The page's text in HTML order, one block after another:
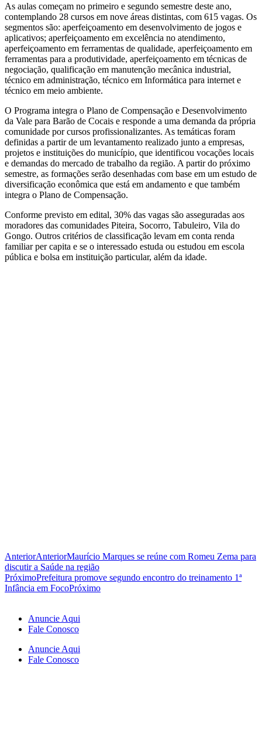
As aulas começam no primeiro e segundo semestre deste ano,
contemplando 28 cursos em nove áreas distintas, com 615 vagas. Os
segmentos são: aperfeiçoamento em desenvolvimento de jogos e
aplicativos; aperfeiçoamento em excelência no atendimento,
aperfeiçoamento em ferramentas de qualidade, aperfeiçoamento em
ferramentas para a produtividade, aperfeiçoamento em técnicas de
negociação, qualificação em manutenção mecânica industrial,
técnico em administração, técnico em Informática para internet e
técnico em meio ambiente.
O Programa integra o Plano de Compensação e Desenvolvimento
da Vale para Barão de Cocais e responde a uma demanda da própria
comunidade por cursos profissionalizantes. As temáticas foram
definidas a partir de um levantamento realizado junto a empresas,
projetos e instituições do município, que identificou vocações locais
e demandas do mercado de trabalho da região. A partir do próximo
semestre, as formações serão desenhadas com base em um estudo de
diversificação econômica que está em andamento e que também
integra o Plano de Compensação.
Conforme previsto em edital, 30% das vagas são asseguradas aos
moradores das comunidades Piteira, Socorro, Tabuleiro, Vila do
Gongo. Outros critérios de classificação levam em conta renda
familiar per capita e se o interessado estuda ou estudou em escola
pública e bolsa em instituição particular, além da idade.
AnteriorAnteriorMaurício Marques se reúne com Romeu Zema para
discutir a Saúde na região
PróximoPrefeitura promove segundo encontro do treinamento 1ª
Infância em FocoPróximo
Anuncie Aqui
Fale Conosco
Anuncie Aqui
Fale Conosco